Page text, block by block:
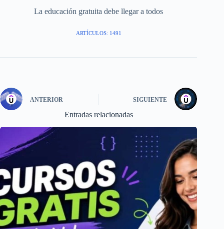
La educación gratuita debe llegar a todos
ARTÍCULOS: 1491
ANTERIOR SIGUIENTE
Entradas relacionadas